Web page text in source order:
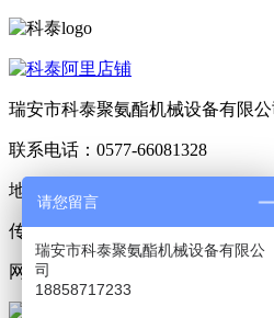
瑞安市科泰聚氨酯机械设备有限公
联系电话： 0577-66081328
地 址：瑞安市塘下镇凤胜村思源
传 真：0577-66081328 QQ：
网 址：http://www.ketaicn.com/
请您留言
瑞安市科泰聚氨酯机械设备有限公
司
18858717233